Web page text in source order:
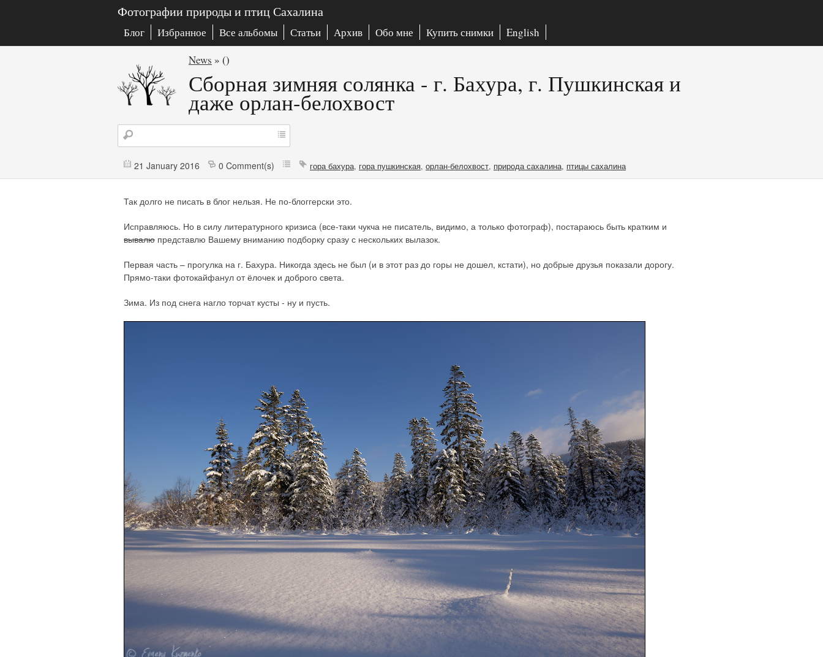
Фотографии природы и птиц Сахалина
Блог Избранное Все альбомы Статьи Архив Обо мне Купить снимки
English
News » ()
Сборная зимняя солянка - г. Бахура, г. Пушкинская и
даже орлан-белохвост
21 January 2016 0 Comment(s) гора бахура, гора пушкинская, орлан-белохвост, природа сахалина, птицы сахалина
Так долго не писать в блог нельзя. Не по-блоггерски это.
Исправляюсь. Но в силу литературного кризиса (все-таки чукча не писатель, видимо, а только фотограф), постараюсь быть кратким и
вывалю представлю Вашему вниманию подборку сразу с нескольких вылазок.
Первая часть – прогулка на г. Бахура. Никогда здесь не был (и в этот раз до горы не дошел, кстати), но добрые друзья показали дорогу.
Прямо-таки фотокайфанул от ёлочек и доброго света.
Зима. Из под снега нагло торчат кусты - ну и пусть.